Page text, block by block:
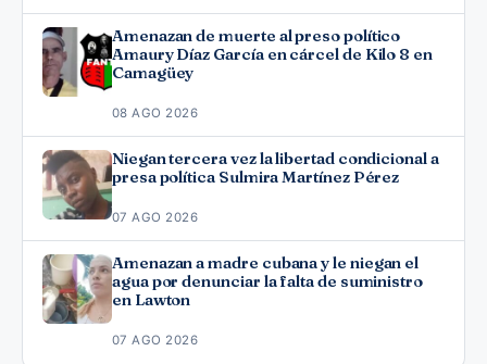
Amenazan de muerte al preso político
Amaury Díaz García en cárcel de Kilo 8 en
Camagüey
08 AGO 2026
Niegan tercera vez la libertad condicional a
presa política Sulmira Martínez Pérez
07 AGO 2026
Amenazan a madre cubana y le niegan el
agua por denunciar la falta de suministro
en Lawton
07 AGO 2026